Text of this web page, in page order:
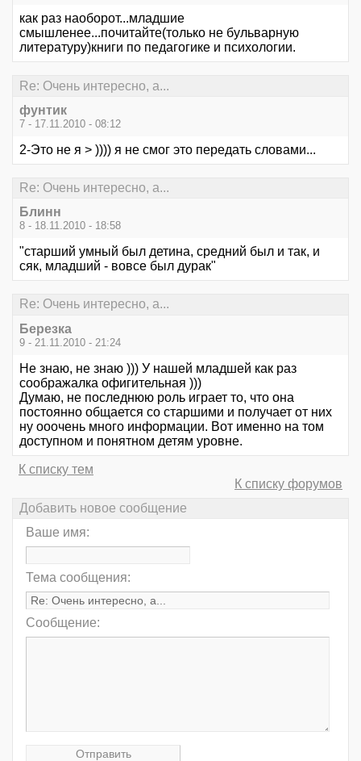
как раз наоборот...младшие
смышленее...почитайте(только не бульварную
литературу)книги по педагогике и психологии.
Re: Очень интересно, а...
фунтик
7 - 17.11.2010 - 08:12
2-Это не я > )))) я не смог это передать словами...
Re: Очень интересно, а...
Блинн
8 - 18.11.2010 - 18:58
"старший умный был детина, средний был и так, и
сяк, младший - вовсе был дурак"
Re: Очень интересно, а...
Березка
9 - 21.11.2010 - 21:24
Не знаю, не знаю ))) У нашей младшей как раз
соображалка офигительная )))
Думаю, не последнюю роль играет то, что она
постоянно общается со старшими и получает от них
ну ооочень много информации. Вот именно на том
доступном и понятном детям уровне.
К списку тем
К списку форумов
Добавить новое сообщение
Ваше имя:
Тема сообщения:
Сообщение: